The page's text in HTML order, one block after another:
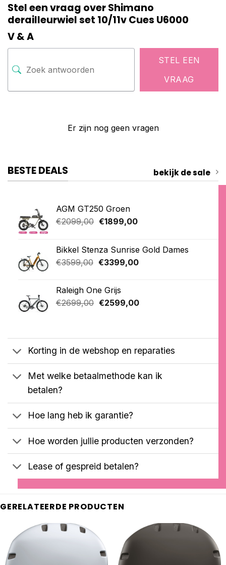
Stel een vraag over Shimano
derailleurwiel set 10/11v Cues U6000
V & A
STEL EEN
VRAAG
Er zijn nog geen vragen
BESTE DEALS bekijk de sale
AGM GT250 Groen
€2099,00 Oorspronkelijke
€2099,00.
€1899,00Huidige
€1899,00.
Bikkel Stenza Sunrise Gold Dames
€3599,00 Oorspronkelijke
€3599,00.
€3399,00Huidige
Raleigh One Grijs
€2699,00 Oorspronkelijke
€2599,00Huidige
Korting in de webshop en reparaties
Met welke betaalmethode kan ik
betalen?
Hoe lang heb ik garantie?
Hoe worden jullie producten verzonden?
Lease of gespreid betalen?
GERELATEERDE PRODUCTEN